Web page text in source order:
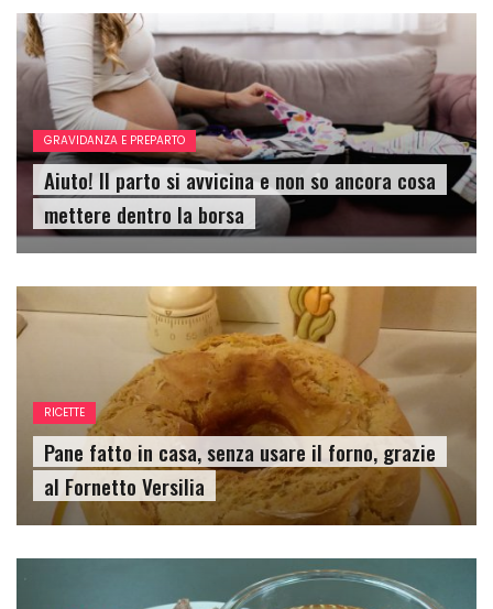
GRAVIDANZA E PREPARTO
Aiuto! Il parto si avvicina e non so ancora cosa
mettere dentro la borsa
RICETTE
Pane fatto in casa, senza usare il forno, grazie
al Fornetto Versilia